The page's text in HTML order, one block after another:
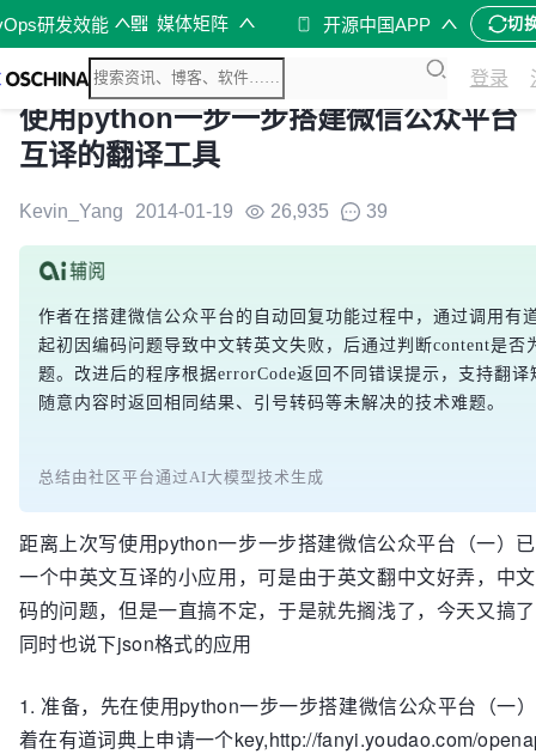
研发效能 媒体矩阵 开源中国APP 切
登录
使用python一步一步搭建微信公众平台
互译的翻译工具
Kevin_Yang 2014-01-19 26,935 39
作者在搭建微信公众平台的自动回复功能过程中，通过调用有
起初因编码问题导致中文转英文失败，后通过判断content是
题。改进后的程序根据errorCode返回不同错误提示，支持翻
随意内容时返回相同结果、引号转码等未解决的技术难题。
总结由社区平台通过AI大模型技术生成
距离上次写使用python一步一步搭建微信公众平台（一）
一个中英文互译的小应用，可是由于英文翻中文好弄，中
码的问题，但是一直搞不定，于是就先搁浅了，今天又搞
同时也说下json格式的应用
1. 准备，先在使用python一步一步搭建微信公众平台（一
着在有道词典上申请一个key,http://fanyi.youdao.com/